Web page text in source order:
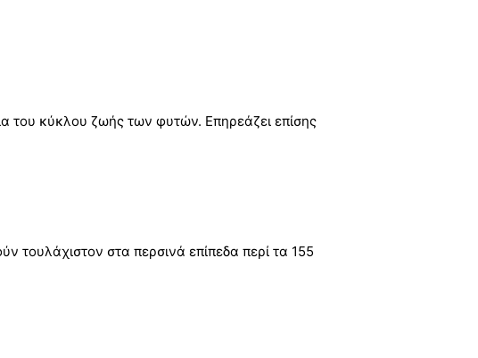
του κύκλου ζωής των φυτών. Επηρεάζει επίσης
τουλάχιστον στα περσινά επίπεδα περί τα 155